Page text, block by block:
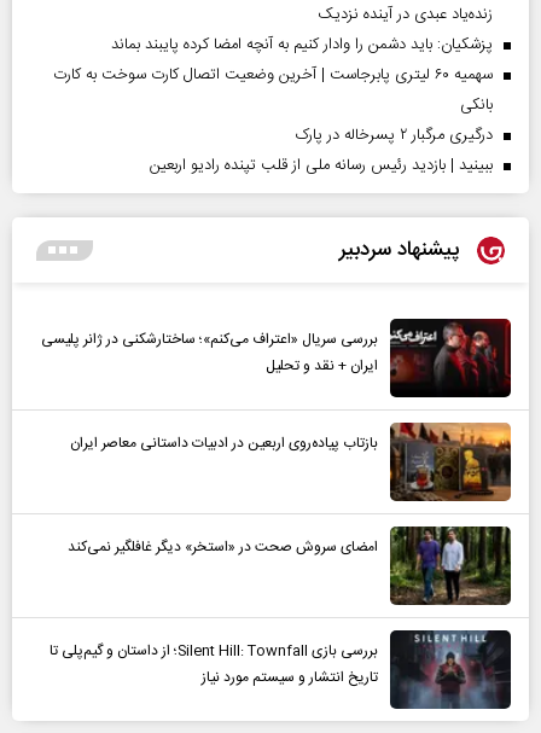
زنده‌یاد عبدی در آینده نزدیک
پزشکیان: باید دشمن را وادار کنیم به آنچه امضا کرده پایبند بماند
سهمیه ۶۰ لیتری پابرجاست | آخرین وضعیت اتصال کارت سوخت به کارت
بانکی
درگیری مرگبار ۲ پسرخاله در پارک
ببینید | بازدید رئیس رسانه ملی از قلب تپنده رادیو اربعین
پیشنهاد سردبیر
بررسی سریال «اعتراف می‌کنم»؛ ساختارشکنی در ژانر پلیسی
ایران + نقد و تحلیل
بازتاب پیاده‌روی اربعین در ادبیات داستانی معاصر ایران
امضای سروش صحت در «استخر» دیگر غافلگیر نمی‌کند
بررسی بازی Silent Hill: Townfall؛ از داستان و گیم‌پلی تا
تاریخ انتشار و سیستم مورد نیاز